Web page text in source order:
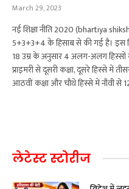
March 29, 2023
नई शिक्षा नीति 2020 (bhartiya
5+3+3+4 के हिसाब से की गई है। इस
18 उम्र के अनुसार 4 अलग-अलग हिस्सों
प्राइमरी से दूसरी कक्षा, दूसरे हिस्से में
आठवीं कक्षा और चौथे हिस्से में नौंवी से
लेटेस्ट स्टोरीज